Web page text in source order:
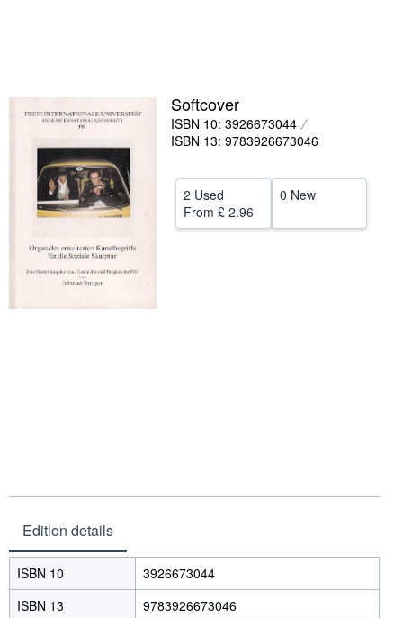
Start Selling
Help
CLOSE
Softcover
ISBN 10: 3926673044
ISBN 13: 9783926673046
2 Used
From £ 2.96
0 New
Edition details
ISBN 10
3926673044
ISBN 13
9783926673046